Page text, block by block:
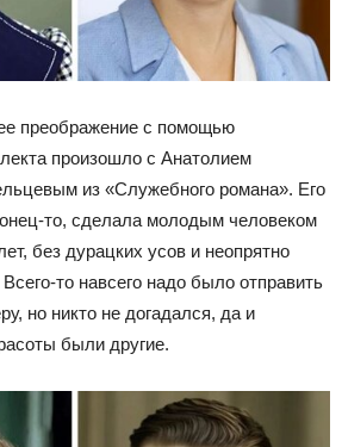
преображение с помощью
произошло с Анатолием
из «Служебного романа». Его
то, сделала молодым человеком
без дурацких усов и неопрятно
то навсего надо было отправить
но никто не догадался, да и
были другие.